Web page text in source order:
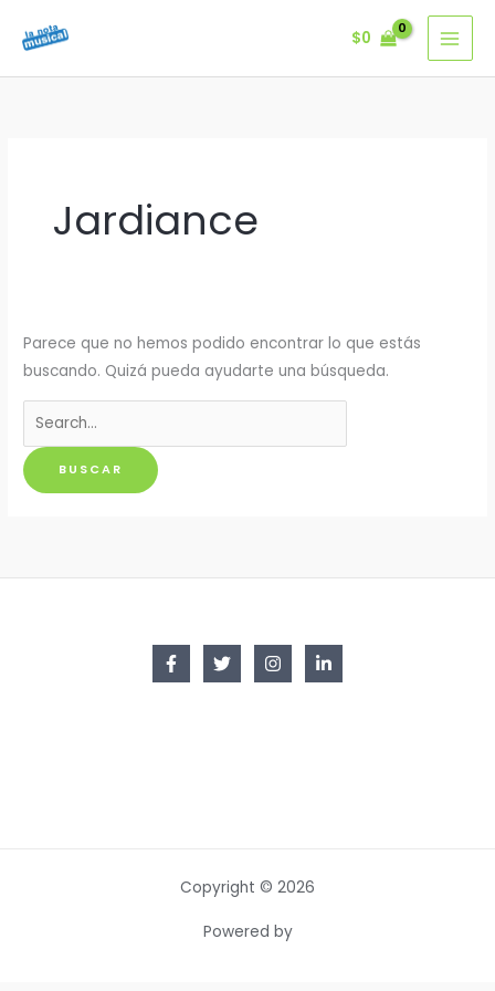
$0
Jardiance
Parece que no hemos podido encontrar lo que estás
buscando. Quizá pueda ayudarte una búsqueda.
Buscar
por:
Copyright © 2026
Powered by